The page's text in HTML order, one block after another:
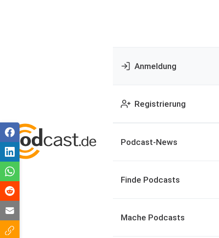
Anmeldung
Registrierung
Podcast-News
Finde Podcasts
Mache Podcasts